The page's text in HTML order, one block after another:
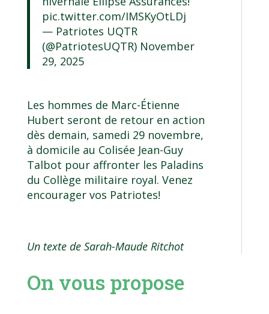
pic.twitter.com/IMSKyOtLDj
— Patriotes UQTR
(@PatriotesUQTR) November
29, 2025
Les hommes de Marc-Étienne
Hubert seront de retour en action
dès demain, samedi 29 novembre,
à domicile au Colisée Jean-Guy
Talbot pour affronter les Paladins
du Collège militaire royal. Venez
encourager vos Patriotes!
Un texte de Sarah-Maude Ritchot
On vous propose